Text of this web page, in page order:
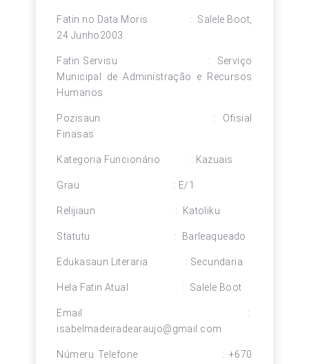
Fatin no Data Moris : Salele Boot,
24 Junho2003
Fatin Servisu : Serviço
Municipal de Administração e Recursos
Humanos
Pozisaun : Ofisial
Finasas
Kategoria Funcionário : Kazuais
Grau : E/1
Relijiaun : Katoliku
Statutu : Barleaqueado
Edukasaun Literaria : Secundaria
Hela Fatin Atual : Salele Boot
Email :
isabelmadeiradearaujo@gmail.com
Númeru Telefone : +670